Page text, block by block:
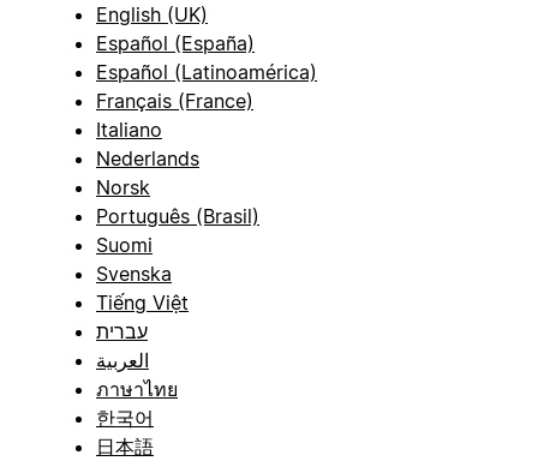
English (UK)
Español (España)
Español (Latinoamérica)
Français (France)
Italiano
Nederlands
Norsk
Português (Brasil)
Suomi
Svenska
Tiếng Việt
עברית
العربية
ภาษาไทย
한국어
日本語